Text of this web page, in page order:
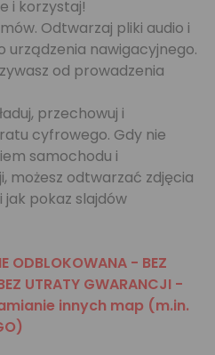
i korzystaj!
Odtwarzaj pliki audio i
urządzenia nawigacyjnego.
od prowadzenia
przechowuj i
cyfrowego. Gdy nie
samochodu i
możesz odtwarzać zdjęcia
pokaz slajdów
ODBLOKOWANA - BEZ
UTRATY GWARANCJI -
innych map (m.in.